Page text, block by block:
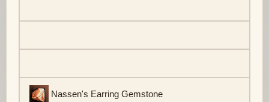
Nassen's Earring Gemstone